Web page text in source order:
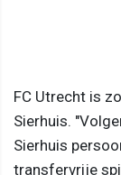
FC Utrecht is
Sierhuis.
Sierhuis
transfervrije